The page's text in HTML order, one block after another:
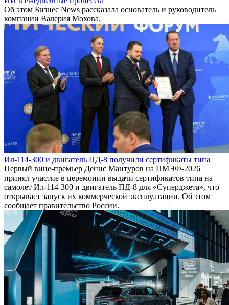
Об этом Бизнес News рассказала основатель и руководитель
компании Валерия Мохова.
Ил-114-300 и двигатель ПД-8 получили сертификаты типа
Первый вице-премьер Денис Мантуров на ПМЭФ-2026
принял участие в церемонии выдачи сертификатов типа на
самолет Ил-114-300 и двигатель ПД-8 для «Суперджета», что
открывает запуск их коммерческой эксплуатации. Об этом
сообщает правительство России.